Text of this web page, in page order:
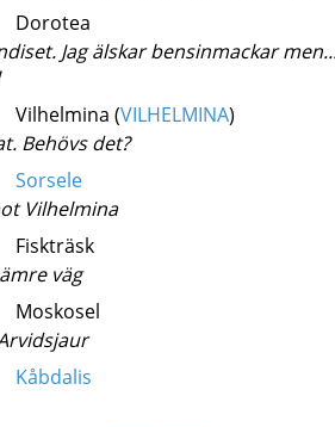
Dorotea
Jag älskar bensinmackar
Vilhelmina (VILHELMINA)
Behövs det?
Sorsele
Vilhelmina
Fiskträsk
väg
Moskosel
Kåbdalis